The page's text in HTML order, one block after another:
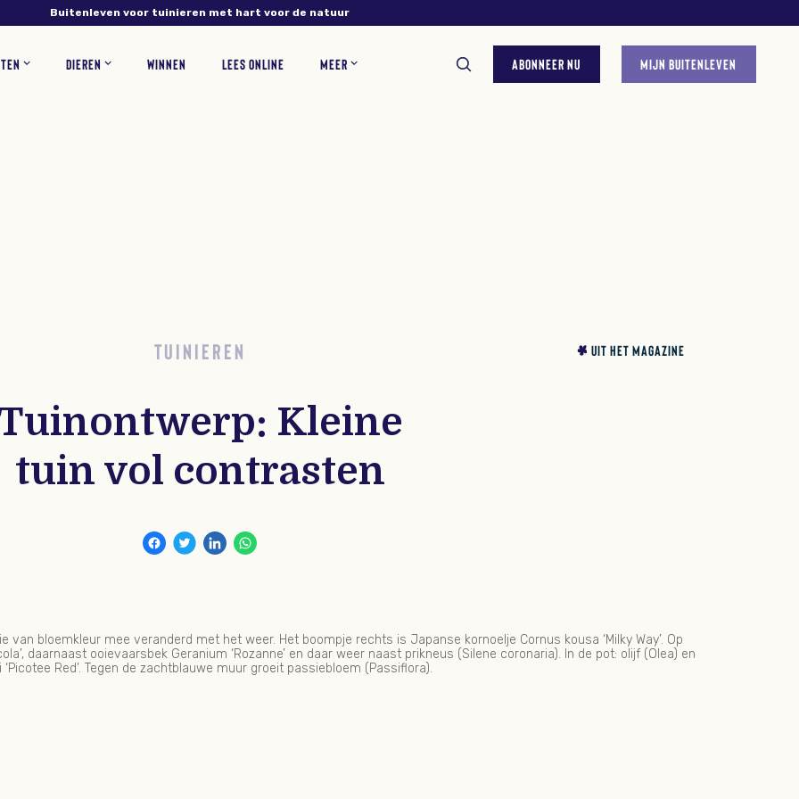
Buitenleven voor tuinieren met hart voor de natuur
DIEREN
WINNEN LEES ONLINE
MEER
ABONNEER NU MIJN BUITENLEVEN
TUINIEREN UIT HET MAGAZINE
Kleine
tuin vol contrasten
van bloemkleur mee veranderd met het weer. Het boompje rechts is Japanse kornoelje Cornus kousa ‘Milky Way’. Op
daarnaast ooievaarsbek Geranium ‘Rozanne’ en daar weer naast prikneus (Silene coronaria). In de pot: olijf (Olea) en
Red’. Tegen de zachtblauwe muur groeit passiebloem (Passiflora).